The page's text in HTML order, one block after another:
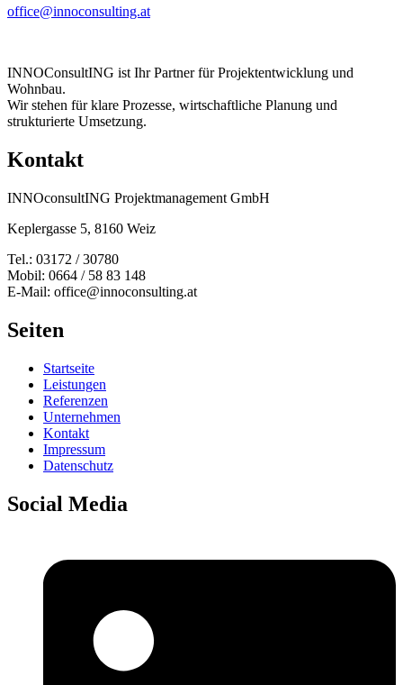
office@innoconsulting.at
INNOConsultING ist Ihr Partner für Projektentwicklung und
Wohnbau.
Wir stehen für klare Prozesse, wirtschaftliche Planung und
strukturierte Umsetzung.
Kontakt
INNOconsultING Projektmanagement GmbH
Keplergasse 5, 8160 Weiz
Tel.: 03172 / 30780
Mobil: 0664 / 58 83 148
E-Mail: office@innoconsulting.at
Seiten
Startseite
Leistungen
Referenzen
Unternehmen
Kontakt
Impressum
Datenschutz
Social Media